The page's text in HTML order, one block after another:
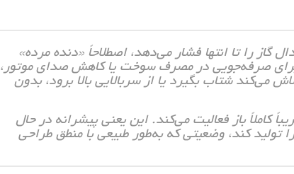
گاز را تا انتها فشار می‌دهد، اصطلاحاً «دنده مرده»
برای صرفه‌جویی در مصرف سوخت یا کاهش صدای موتور،
می‌کند شتاب بگیرد یا از سربالایی بالا برود، بدون
کاملاً باز فعالیت می‌کند. این یعنی پیشرانه در حال
کند، وضعیتی که به‌طور طبیعی با منطق طراحی